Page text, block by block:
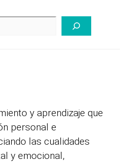
y aprendizaje que
personal e
las cualidades
y emocional,